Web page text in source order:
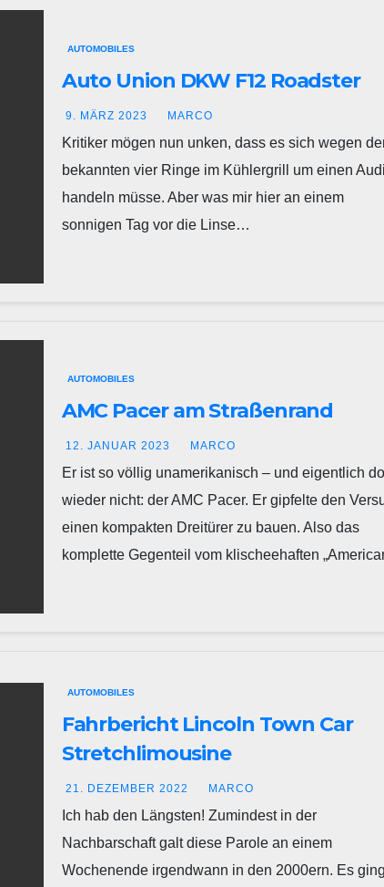
AUTOMOBILES
Auto Union DKW F12 Roadster
9. MÄRZ 2023 MARCO
Kritiker mögen nun unken, dass es sich wegen
bekannten vier Ringe im Kühlergrill um einen Audi
handeln müsse. Aber was mir hier an einem
sonnigen Tag vor die Linse…
AUTOMOBILES
AMC Pacer am Straßenrand
12. JANUAR 2023 MARCO
Er ist so völlig unamerikanisch – und eigentlich
wieder nicht: der AMC Pacer. Er gipfelte den
einen kompakten Dreitürer zu bauen. Also das
komplette Gegenteil vom klischeehaften
AUTOMOBILES
Fahrbericht Lincoln Town Car
Stretchlimousine
21. DEZEMBER 2022 MARCO
Ich hab den Längsten! Zumindest in der
Nachbarschaft galt diese Parole an einem
Wochenende irgendwann in den 2000ern. Es ging